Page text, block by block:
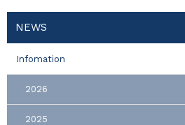
NEWS
Infomation
2026
2025